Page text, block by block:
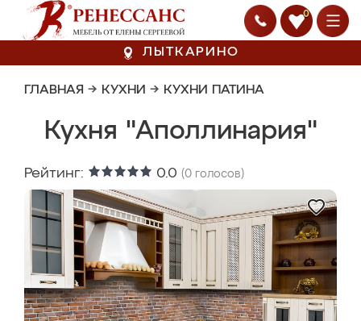
0
ЛЫТКАРИНО
ГЛАВНАЯ → КУХНИ → КУХНИ ПАТИНА
Кухня "Аполлинария"
Рейтинг: 0.0 (0 голосов)